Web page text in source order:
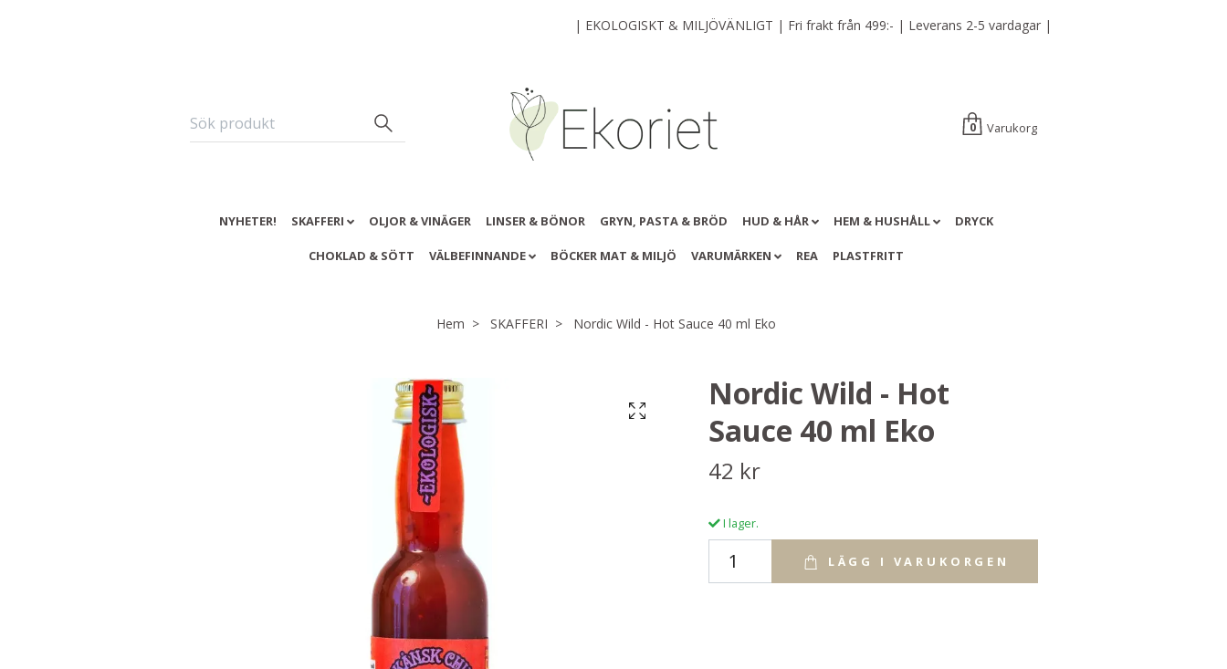
| EKOLOGISKT & MILJÖVÄNLIGT | Fri frakt från 499:- | Leverans 2-5 vardagar |
0 Varukorg
NYHETER! SKAFFERI OLJOR & VINÄGER LINSER & BÖNOR GRYN, PASTA & BRÖD HUD & HÅR HEM & HUSHÅLL DRYCK
CHOKLAD & SÖTT VÄLBEFINNANDE BÖCKER MAT & MILJÖ VARUMÄRKEN REA PLASTFRITT
Hem SKAFFERI Nordic Wild - Hot Sauce 40 ml Eko
Nordic Wild - Hot
Sauce 40 ml Eko
42 kr
I lager.
LÄGG I VARUKORGEN